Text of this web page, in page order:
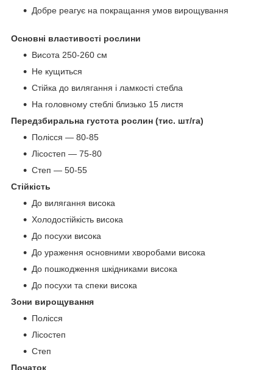
Добре реагує на покращання умов вирощування
Основні властивості рослини
Висота 250-260 см
Не кущиться
Стійка до вилягання і ламкості стебла
На головному стеблі близько 15 листя
Передзбиральна густота рослин (тис. шт/га)
Полісся — 80-85
Лісостеп — 75-80
Степ — 50-55
Стійкість
До вилягання висока
Холодостійкість висока
До посухи висока
До ураження основними хворобами висока
До пошкодження шкідниками висока
До посухи та спеки висока
Зони вирощування
Полісся
Лісостеп
Степ
Початок